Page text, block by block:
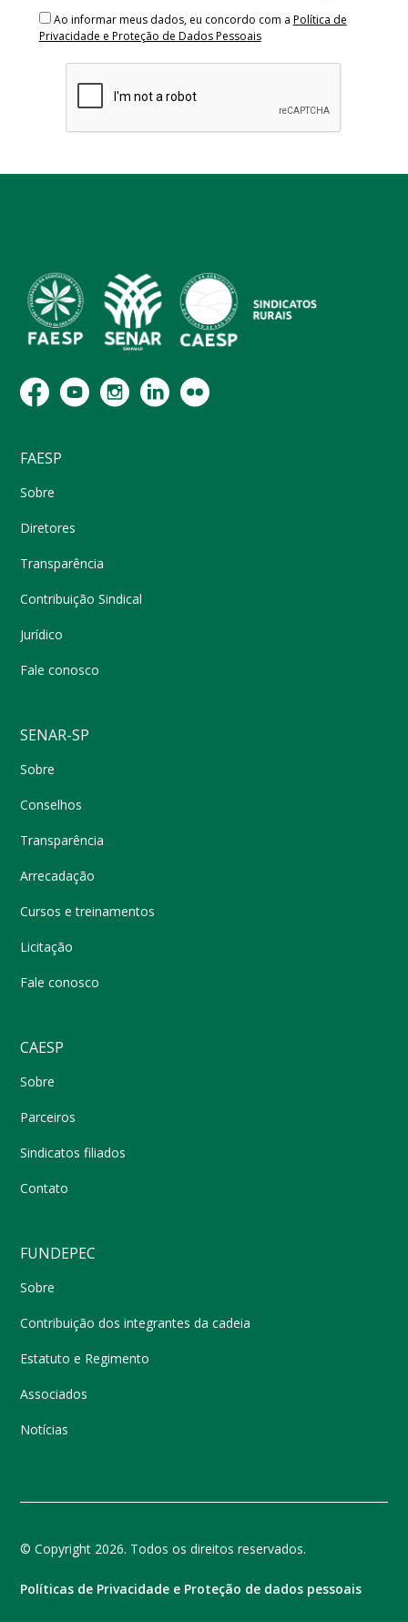
Ao informar meus dados, eu concordo com a Política de
Privacidade e Proteção de Dados Pessoais
FAESP
Sobre
Diretores
Transparência
Contribuição Sindical
Jurídico
Fale conosco
SENAR-SP
Sobre
Conselhos
Transparência
Arrecadação
Cursos e treinamentos
Licitação
Fale conosco
CAESP
Sobre
Parceiros
Sindicatos filiados
Contato
FUNDEPEC
Sobre
Contribuição dos integrantes da cadeia
Estatuto e Regimento
Associados
Notícias
© Copyright 2026. Todos os direitos reservados.
Políticas de Privacidade e Proteção de dados pessoais